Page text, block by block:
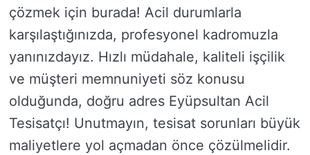
çözmek için burada! Acil durumlarla
karşılaştığınızda, profesyonel kadromuzla
yanınızdayız. Hızlı müdahale, kaliteli işçilik
ve müşteri memnuniyeti söz konusu
olduğunda, doğru adres Eyüpsultan Acil
Tesisatçı! Unutmayın, tesisat sorunları büyük
maliyetlere yol açmadan önce çözülmelidir.